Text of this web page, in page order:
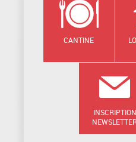
CANTINE
INSCRIPTION
NEWSLETTER